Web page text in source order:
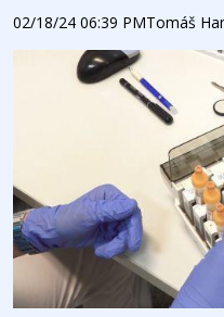
02/18/24 06:39 PMTomáš